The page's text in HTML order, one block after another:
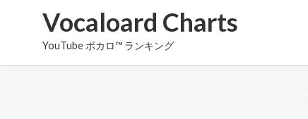
Vocaloard Charts
YouTube ボカロ™ ランキング